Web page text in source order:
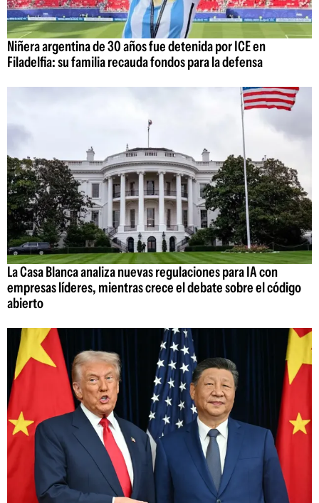
Niñera argentina de 30 años fue detenida por ICE en
Filadelfia: su familia recauda fondos para la defensa
La Casa Blanca analiza nuevas regulaciones para IA con
empresas líderes, mientras crece el debate sobre el código
abierto